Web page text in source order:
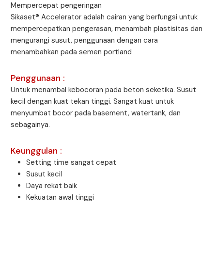
Mempercepat pengeringan
Sikaset® Accelerator adalah cairan yang berfungsi untuk
mempercepatkan pengerasan, menambah plastisitas dan
mengurangi susut, penggunaan dengan cara
menambahkan pada semen portland
Penggunaan :
Untuk menambal kebocoran pada beton seketika. Susut
kecil dengan kuat tekan tinggi. Sangat kuat untuk
menyumbat bocor pada basement, watertank, dan
sebagainya.
Keunggulan :
Setting time sangat cepat
Susut kecil
Daya rekat baik
Kekuatan awal tinggi